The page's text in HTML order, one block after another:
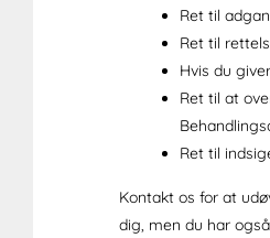
Ret til
Ret til
Hvis du
Ret til at
Ret til
Kontakt os for at
dig, men du har